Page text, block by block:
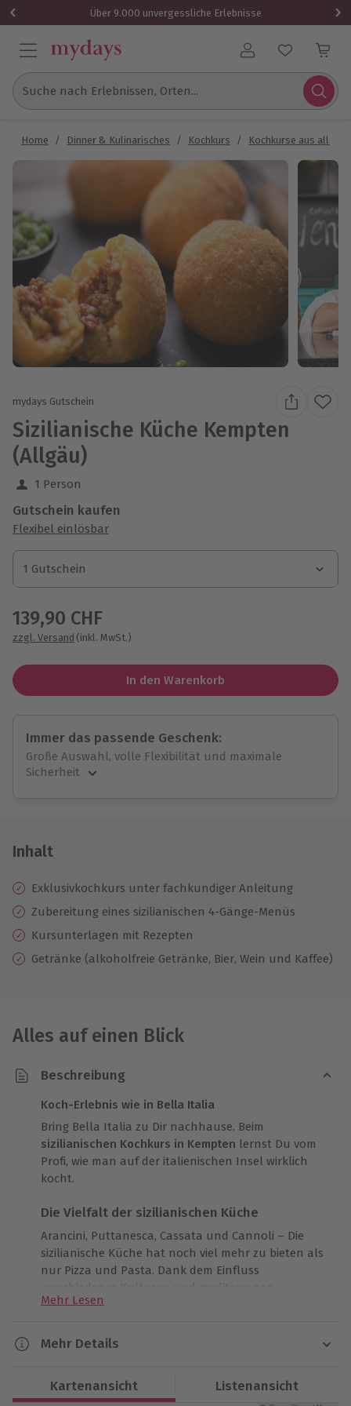
Über 9.000 unvergessliche Erlebnisse
Benutzerkonto
Suche nach Erlebnissen, Orten...
Home / Dinner & Kulinarisches / Kochkurs / Kochkurse aus aller
mydays Gutschein
Sizilianische Küche Kempten
(Allgäu)
1 Person
Gutschein kaufen
Flexibel einlösbar
1 Gutschein
1 Gutschein
1 Gutschein
139,90 CHF
zzgl. Versand (inkl. MwSt.)
In den Warenkorb
Immer das passende Geschenk:
Große Auswahl, volle Flexibilität und maximale
Sicherheit
Jeder Gutschein für alle Erlebnisse einlösbar.
10 Jahre gültig & verlängerbar.
Inhalt
Exklusivkochkurs unter fachkundiger Anleitung
Zubereitung eines sizilianischen 4-Gänge-Menüs
Kursunterlagen mit Rezepten
Getränke (alkoholfreie Getränke, Bier, Wein und Kaffee)
Alles auf einen Blick
Beschreibung
Koch-Erlebnis wie in Bella Italia
Bring Bella Italia zu Dir nachhause. Beim
sizilianischen Kochkurs in Kempten lernst Du vom
Profi, wie man auf der italienischen Insel wirklich
kocht.
Die Vielfalt der sizilianischen Küche
Arancini, Puttanesca, Cassata und Cannoli – Die
sizilianische Küche hat noch viel mehr zu bieten als
nur Pizza und Pasta. Dank dem Einfluss
verschiedener Kulturen und mediterranen
Lebensmitteln ist die Esskultur auf der südlichen
Kempten lernst Du von
die
Zauber ein sizilianisches Menü
Mehr Lesen
Mehr Details
Ca. 4 Stunden
Kartenansicht Listenansicht